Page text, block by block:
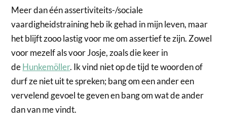
Meer dan één assertiviteits-/sociale
vaardigheidstraining heb ik gehad in mijn leven, maar
het blijft zooo lastig voor me om assertief te zijn. Zowel
voor mezelf als voor Josje, zoals die keer in
deHunkemöller. Ik vind niet op de tijd te woorden of
durf ze niet uit te spreken; bang om een ander een
vervelend gevoel te geven en bang om wat de ander
dan van me vindt.